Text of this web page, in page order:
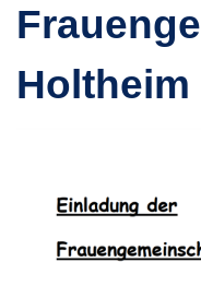
Holtheim